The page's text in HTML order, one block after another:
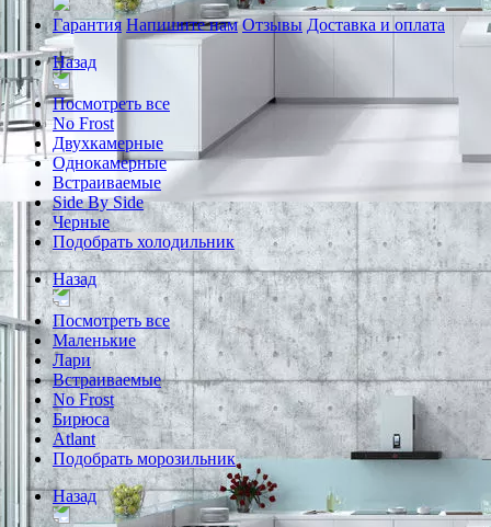
Гарантия Напишите нам Отзывы Доставка и оплата
Назад
Посмотреть все
No Frost
Двухкамерные
Однокамерные
Встраиваемые
Side By Side
Черные
Подобрать холодильник
Назад
Посмотреть все
Маленькие
Лари
Встраиваемые
No Frost
Бирюса
Atlant
Подобрать морозильник
Назад